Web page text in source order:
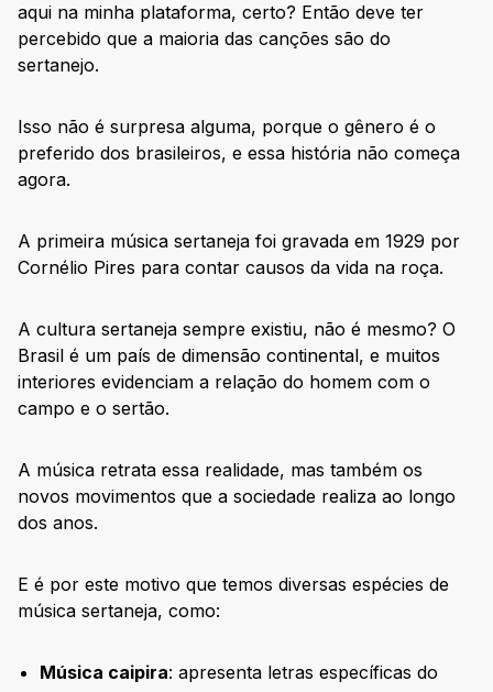
aqui na minha plataforma, certo? Então deve ter
percebido que a maioria das canções são do
sertanejo.
Isso não é surpresa alguma, porque o gênero é o
preferido dos brasileiros, e essa história não começa
agora.
A primeira música sertaneja foi gravada em 1929 por
Cornélio Pires para contar causos da vida na roça.
A cultura sertaneja sempre existiu, não é mesmo? O
Brasil é um país de dimensão continental, e muitos
interiores evidenciam a relação do homem com o
campo e o sertão.
A música retrata essa realidade, mas também os
novos movimentos que a sociedade realiza ao longo
dos anos.
E é por este motivo que temos diversas espécies de
música sertaneja, como:
Música caipira: apresenta letras específicas do